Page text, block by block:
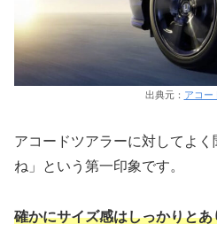
出典元： アコー
アコードツアラーに対してよ
ね」という第一印象です。
確かにサイズ感はしっかりと